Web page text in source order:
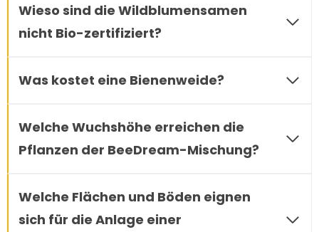
Wieso sind die Wildblumensamen
nicht Bio-zertifiziert?
Was kostet eine Bienenweide?
Welche Wuchshöhe erreichen die
Pflanzen der BeeDream-Mischung?
Welche Flächen und Böden eignen
sich für die Anlage einer